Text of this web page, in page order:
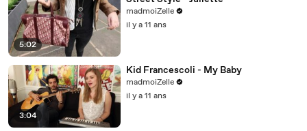
5:02
madmoiZelle
il y a 11 ans
3:04
Kid Francescoli - My Baby
madmoiZelle
il y a 11 ans